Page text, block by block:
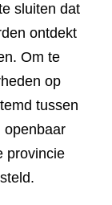
sluiten dat
ontdekt
Om te
op
tussen
openbaar
provincie